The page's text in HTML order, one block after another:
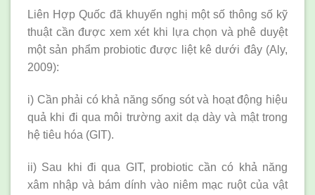
Liên Hợp Quốc đã khuyến nghị một số thông số kỹ
thuật cần được xem xét khi lựa chọn và phê duyệt
một sản phẩm probiotic được liệt kê dưới đây (Aly,
2009):
i) Cần phải có khả năng sống sót và hoạt động hiệu
quả khi đi qua môi trường axit dạ dày và mật trong
hệ tiêu hóa (GIT).
ii) Sau khi đi qua GIT, probiotic cần có khả năng
xâm nhập và bám dính vào niêm mạc ruột của vật